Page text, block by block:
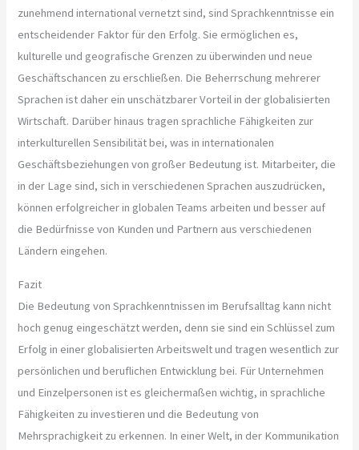
zunehmend international vernetzt sind, sind Sprachkenntnisse ein
entscheidender Faktor für den Erfolg. Sie ermöglichen es,
kulturelle und geografische Grenzen zu überwinden und neue
Geschäftschancen zu erschließen. Die Beherrschung mehrerer
Sprachen ist daher ein unschätzbarer Vorteil in der globalisierten
Wirtschaft. Darüber hinaus tragen sprachliche Fähigkeiten zur
interkulturellen Sensibilität bei, was in internationalen
Geschäftsbeziehungen von großer Bedeutung ist. Mitarbeiter, die
in der Lage sind, sich in verschiedenen Sprachen auszudrücken,
können erfolgreicher in globalen Teams arbeiten und besser auf
die Bedürfnisse von Kunden und Partnern aus verschiedenen
Ländern eingehen.
Fazit
Die Bedeutung von Sprachkenntnissen im Berufsalltag kann nicht
hoch genug eingeschätzt werden, denn sie sind ein Schlüssel zum
Erfolg in einer globalisierten Arbeitswelt und tragen wesentlich zur
persönlichen und beruflichen Entwicklung bei. Für Unternehmen
und Einzelpersonen ist es gleichermaßen wichtig, in sprachliche
Fähigkeiten zu investieren und die Bedeutung von
Mehrsprachigkeit zu erkennen. In einer Welt, in der Kommunikation